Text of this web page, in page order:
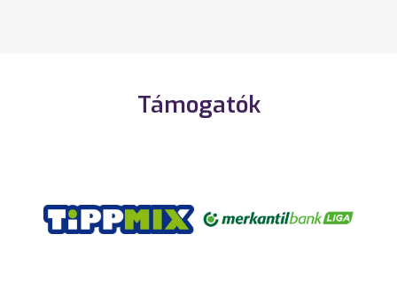
Támogatók